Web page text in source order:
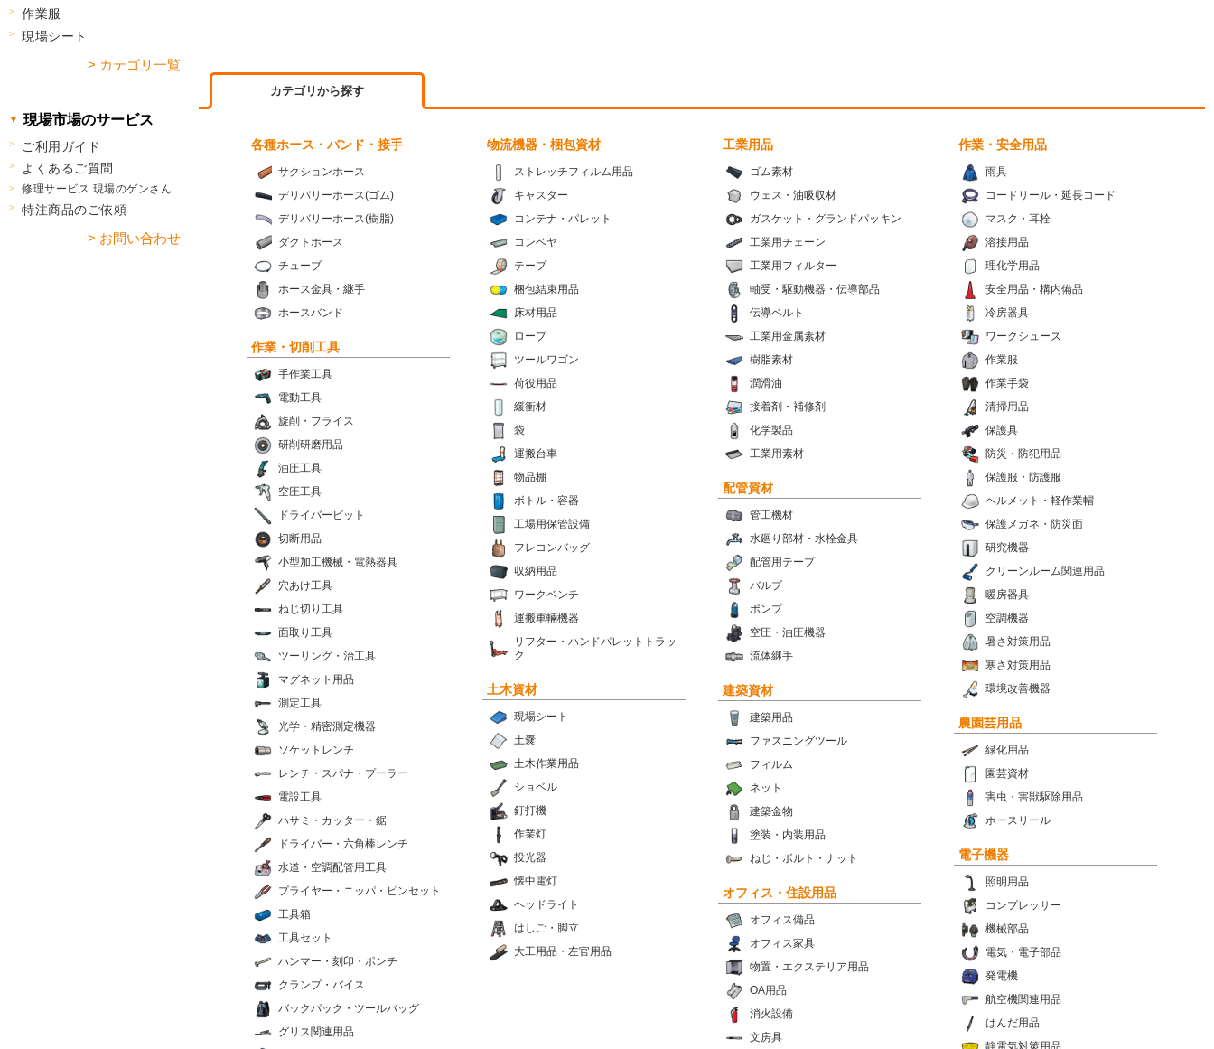
カテゴリから探す
各種ホース・バンド・接手
サクションホース
デリバリーホース(ゴム)
デリバリーホース(樹脂)
ダクトホース
チューブ
ホース金具・継手
ホースバンド
物流機器・梱包資材
ストレッチフィルム用品
キャスター
コンテナ・パレット
コンベヤ
テープ
梱包結束用品
床材用品
ロープ
ツールワゴン
荷役用品
緩衝材
袋
運搬台車
物品棚
ボトル・容器
工場用保管設備
フレコンバッグ
収納用品
ワークベンチ
運搬車輛機器
リフター・ハンドパレットトラッ
ク
工業用品
ゴム素材
ウェス・油吸収材
ガスケット・グランドパッキン
工業用チェーン
工業用フィルター
軸受・駆動機器・伝導部品
伝導ベルト
工業用金属素材
樹脂素材
潤滑油
接着剤・補修剤
化学製品
工業用素材
作業・安全用品
雨具
コードリール・延長コード
マスク・耳栓
溶接用品
理化学用品
安全用品・構内備品
冷房器具
ワークシューズ
作業服
作業手袋
清掃用品
保護具
防災・防犯用品
保護服・防護服
ヘルメット・軽作業帽
保護メガネ・防災面
研究機器
クリーンルーム関連用品
暖房器具
空調機器
暑さ対策用品
寒さ対策用品
環境改善機器
作業・切削工具
手作業工具
電動工具
旋削・フライス
研削研磨用品
油圧工具
空圧工具
ドライバービット
切断用品
小型加工機械・電熱器具
穴あけ工具
ねじ切り工具
面取り工具
ツーリング・治工具
マグネット用品
測定工具
光学・精密測定機器
ソケットレンチ
レンチ・スパナ・プーラー
電設工具
ハサミ・カッター・鋸
ドライバー・六角棒レンチ
水道・空調配管用工具
プライヤー・ニッパ・ピンセット
工具箱
工具セット
ハンマー・刻印・ポンチ
クランプ・バイス
バックパック・ツールバッグ
グリス関連用品
配管資材
管工機材
水廻り部材・水栓金具
配管用テープ
バルブ
ポンプ
空圧・油圧機器
流体継手
土木資材
現場シート
土嚢
土木作業用品
ショベル
釘打機
作業灯
投光器
懐中電灯
ヘッドライト
はしご・脚立
大工用品・左官用品
建築資材
建築用品
ファスニングツール
フィルム
ネット
建築金物
塗装・内装用品
ねじ・ボルト・ナット
農園芸用品
緑化用品
園芸資材
害虫・害獣駆除用品
ホースリール
電子機器
照明用品
コンプレッサー
機械部品
電気・電子部品
発電機
航空機関連用品
はんだ用品
静電気対策用品
オフィス・住設用品
オフィス備品
オフィス家具
物置・エクステリア用品
OA用品
消火設備
文房具
作業服
現場シート
> カテゴリ一覧
現場市場のサービス
ご利用ガイド
よくあるご質問
修理サービス 現場のゲンさん
特注商品のご依頼
> お問い合わせ